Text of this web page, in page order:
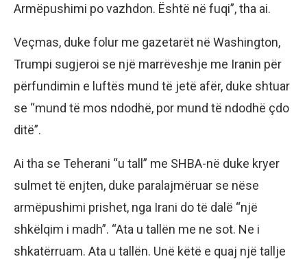
Armëpushimi po vazhdon. Është në fuqi”, tha ai.
Veçmas, duke folur me gazetarët në Washington,
Trumpi sugjeroi se një marrëveshje me Iranin për
përfundimin e luftës mund të jetë afër, duke shtuar
se “mund të mos ndodhë, por mund të ndodhë çdo
ditë”.
Ai tha se Teherani “u tall” me SHBA-në duke kryer
sulmet të enjten, duke paralajmëruar se nëse
armëpushimi prishet, nga Irani do të dalë “një
shkëlqim i madh”. “Ata u tallën me ne sot. Ne i
shkatërruam. Ata u tallën. Unë këtë e quaj një tallje